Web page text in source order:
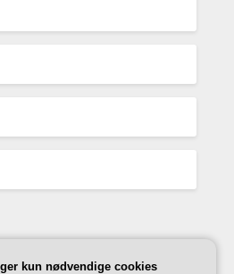
kun nødvendige cookies